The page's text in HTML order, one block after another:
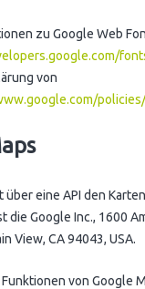
zu Google Web
von
eine API den
die Google Inc., 1600
View, CA 94043, USA.
von Google